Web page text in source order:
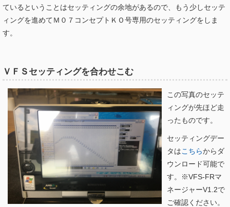
ているということはセッティングの余地があるので、もう少しセッテ
ィングを進めてＭ０７コンセプトＫＯ号専用のセッティングをしま
す。
ＶＦＳセッティングを合わせこむ
この写真のセッテ
ィングが先ほど走
ったものです。
セッティングデー
タはこちらからダ
ウンロード可能で
す。※VFS-FRマ
ネージャーV1.2で
ご確認ください。